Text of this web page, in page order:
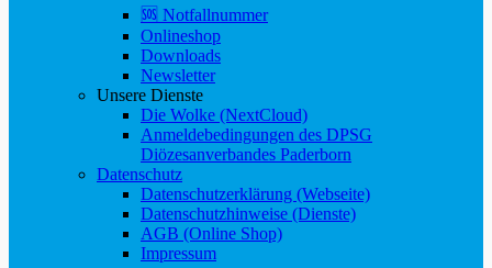
🆘 Notfallnummer
Onlineshop
Downloads
Newsletter
Unsere Dienste
Die Wolke (NextCloud)
Anmeldebedingungen des DPSG
Diözesanverbandes Paderborn
Datenschutz
Datenschutzerklärung (Webseite)
Datenschutzhinweise (Dienste)
AGB (Online Shop)
Impressum